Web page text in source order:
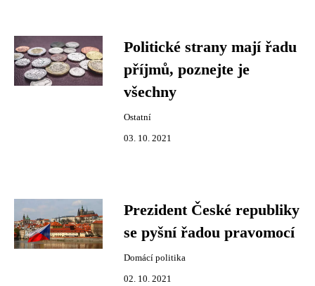
Politické strany mají řadu
příjmů, poznejte je
všechny
Ostatní
03. 10. 2021
Prezident České republiky
se pyšní řadou pravomocí
Domácí politika
02. 10. 2021